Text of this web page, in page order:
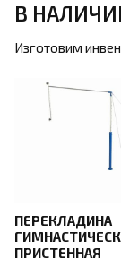
Анкерные
Прочные
стен
пристенной
Простой
В
Изготовим
ПЕРЕКЛАДИНА
ПРИСТЕННАЯ